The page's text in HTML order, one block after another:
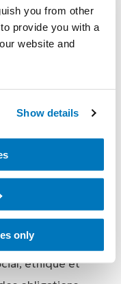
you from other
provide you with a
website and
Show details
only
à notre
et
frugalité et
moteur du
collaborateurs
et dans leurs
encouragent
éthique et